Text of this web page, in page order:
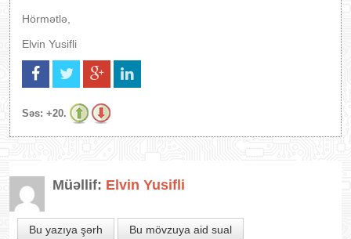
Hörmətlə,
Elvin Yusifli
Səs: +20.
Müəllif: Elvin Yusifli
Bu yazıya şərh Bu mövzuya aid sual